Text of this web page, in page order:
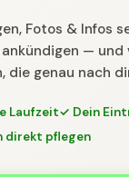
Fotos & Infos
— und
die genau nach
Laufzeit✓ Dein
direkt pflegen